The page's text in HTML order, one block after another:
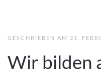
GESCHRIEBEN AM 21.
Wir bilden